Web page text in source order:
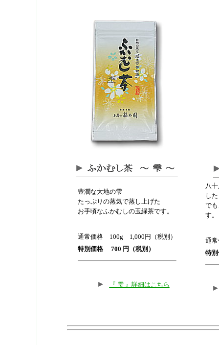
豊潤な大地の雫
たっぷりの蒸気で蒸し上げた
お手頃なふかむしの玉緑茶です。
通常価格 100g 1,000円（税別）
特別価格 700 円（税別）
『 雫 』詳細はこちら
八
し
で
す。
通
特